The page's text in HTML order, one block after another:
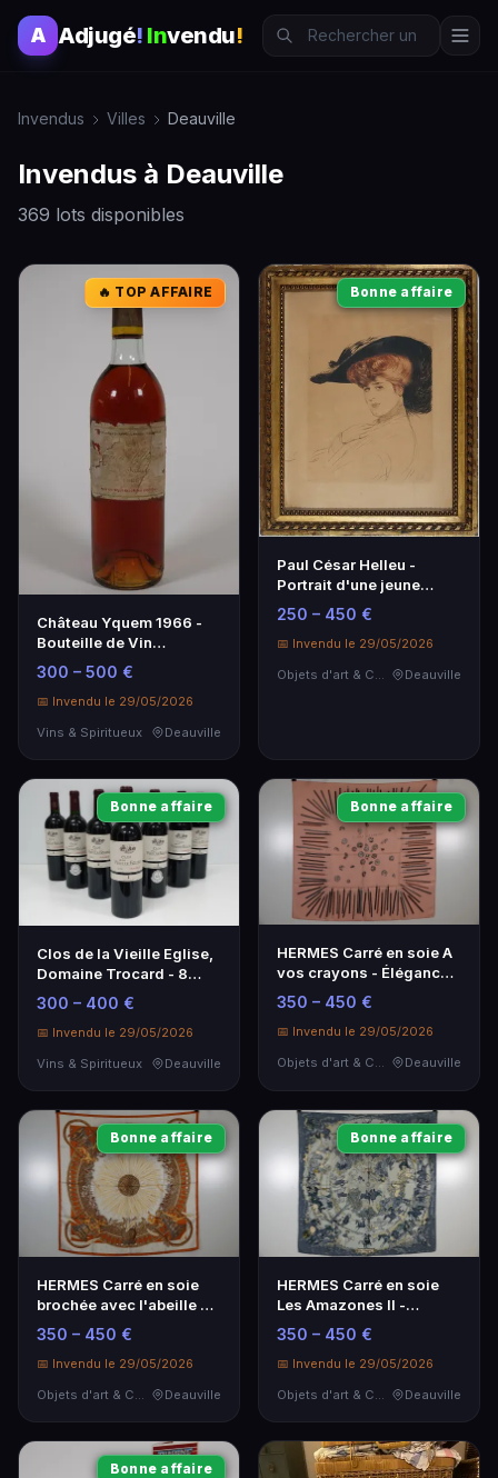
A Adjugé! Invendu!
Invendus Villes Deauville
Invendus à Deauville
369 lots disponibles
🔥 TOP AFFAIRE
Château Yquem 1966 -
Bouteille de Vin
d'Exception
300 – 500 €
📅 Invendu le 29/05/2026
Vins & Spiritueux
Deauville
Bonne affaire
Paul César Helleu -
Portrait d'une jeune
femme - Œuvre d'art
250 – 450 €
📅 Invendu le 29/05/2026
Objets d'art & Curiosités
Deauville
Bonne affaire
Clos de la Vieille Eglise,
Domaine Trocard - 8
Bouteilles Pomerol
300 – 400 €
📅 Invendu le 29/05/2026
Vins & Spiritueux
Deauville
Bonne affaire
HERMES Carré en soie A
vos crayons - Élégance
intemporelle
350 – 450 €
📅 Invendu le 29/05/2026
Objets d'art & Curiosités
Deauville
Bonne affaire
HERMES Carré en soie
brochée avec l'abeille en
filigranne
350 – 450 €
📅 Invendu le 29/05/2026
Objets d'art & Curiosités
Deauville
Bonne affaire
HERMES Carré en soie
Les Amazones II -
Élégance intemporelle
350 – 450 €
📅 Invendu le 29/05/2026
Objets d'art & Curiosités
Deauville
Bonne affaire